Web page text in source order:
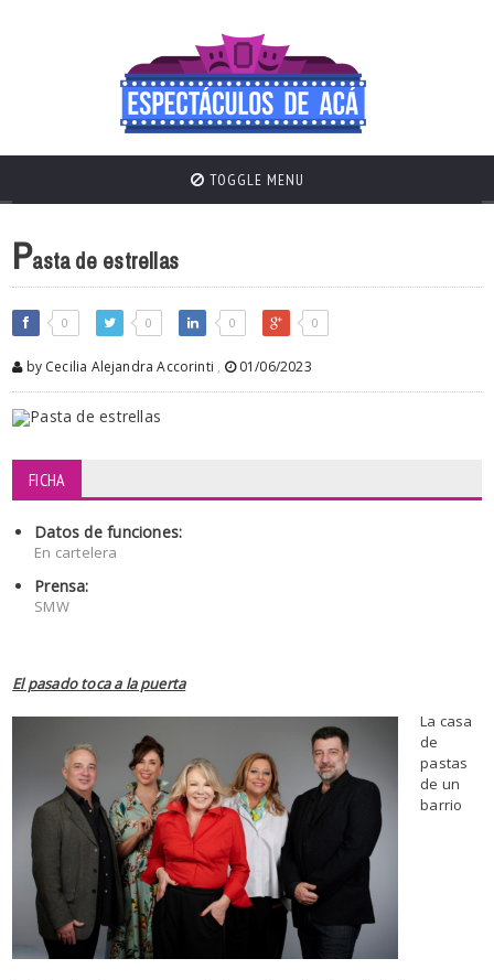
TOGGLE MENU
Pasta de estrellas
0 0 0 0
by Cecilia Alejandra Accorinti , 01/06/2023
FICHA
Datos de funciones:
En cartelera
Prensa:
SMW
El pasado toca a la puerta
La casa
de
pastas
de un
barrio